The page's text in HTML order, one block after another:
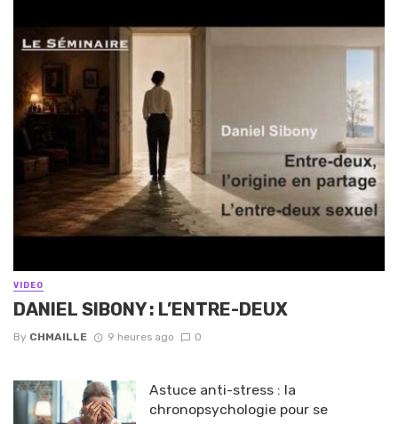
VIDEO
DANIEL SIBONY : L’ENTRE-DEUX
By CHMAILLE 9 heures ago 0
Astuce anti-stress : la
chronopsychologie pour se